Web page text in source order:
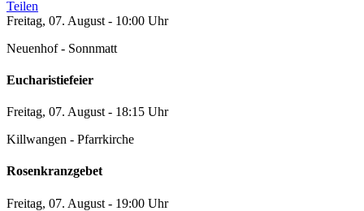
Teilen
Freitag, 07. August - 10:00 Uhr
Neuenhof - Sonnmatt
Eucharistiefeier
Freitag, 07. August - 18:15 Uhr
Killwangen - Pfarrkirche
Rosenkranzgebet
Freitag, 07. August - 19:00 Uhr